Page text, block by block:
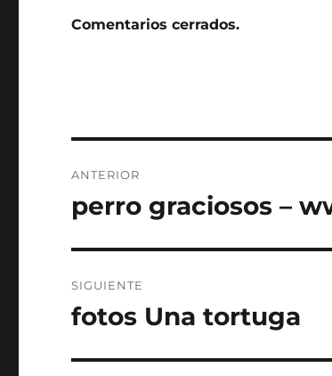
Comentarios cerrados.
de
ANTERIOR
Entrada
perro graciosos –
SIGUIENTE
Entrada
fotos Una tortuga